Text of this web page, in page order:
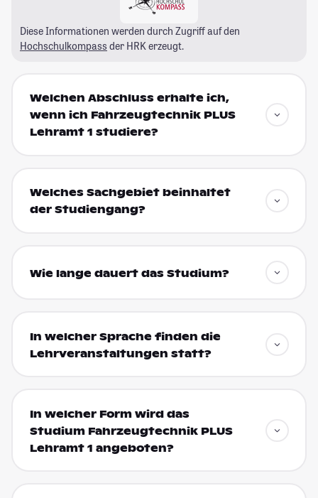
Diese Informationen werden durch Zugriff auf den
Hochschulkompass der HRK erzeugt.
Welchen Abschluss erhalte ich,
wenn ich Fahrzeugtechnik PLUS
Lehramt 1 studiere?
Welches Sachgebiet beinhaltet
der Studiengang?
Wie lange dauert das Studium?
In welcher Sprache finden die
Lehrveranstaltungen statt?
In welcher Form wird das
Studium Fahrzeugtechnik PLUS
Lehramt 1 angeboten?